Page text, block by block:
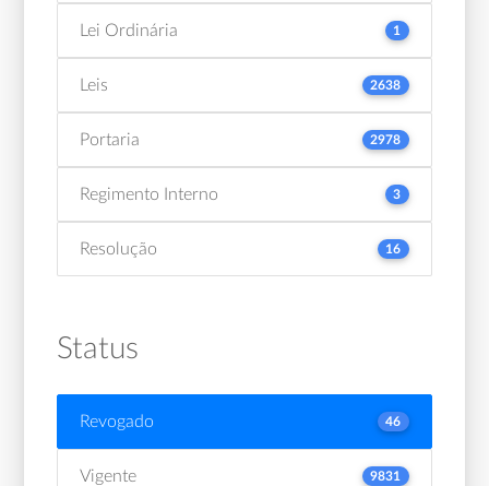
Lei Ordinária 1
Leis 2638
Portaria 2978
Regimento Interno 3
Resolução 16
Status
Revogado 46
Vigente 9831